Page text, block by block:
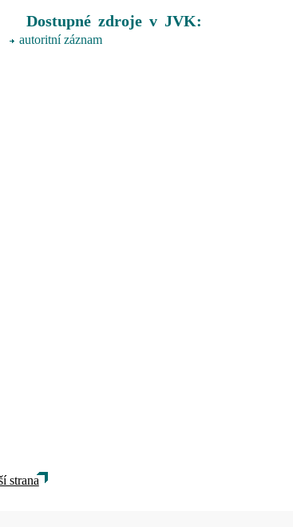
Dostupné zdroje v JVK:
autoritní záznam
strana